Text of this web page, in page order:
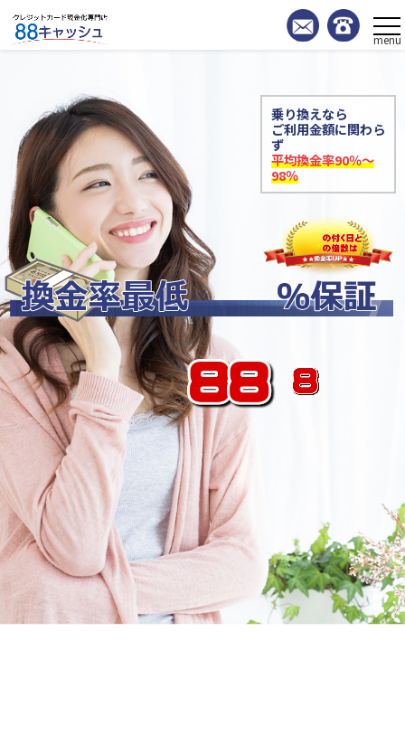
menu
乗り換えなら
ご利用金額に関わら
ず
平均換金率90％～
98％